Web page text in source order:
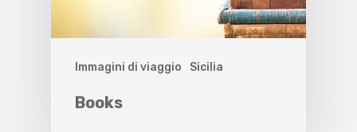
Immagini di viaggio Sicilia
Books